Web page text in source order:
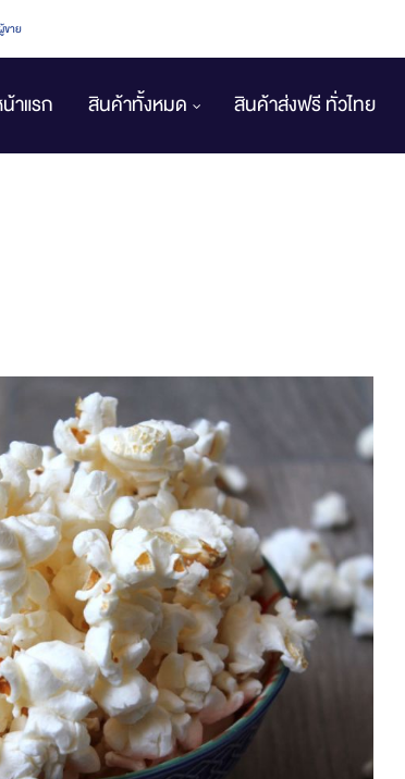
ขาย
าแรก สินค้าทั้งหมด สินค้าส่งฟรี ทั่วไทย